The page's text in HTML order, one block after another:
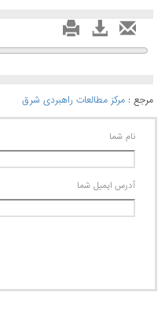
مرجع : مرکز مطالعات راهبردی شرق
نام شما
آدرس ايميل شما